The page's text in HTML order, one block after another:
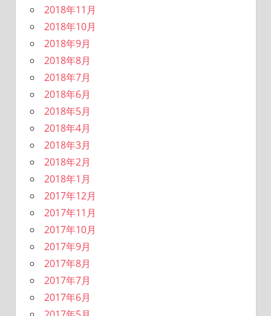
2018年11月
2018年10月
2018年9月
2018年8月
2018年7月
2018年6月
2018年5月
2018年4月
2018年3月
2018年2月
2018年1月
2017年12月
2017年11月
2017年10月
2017年9月
2017年8月
2017年7月
2017年6月